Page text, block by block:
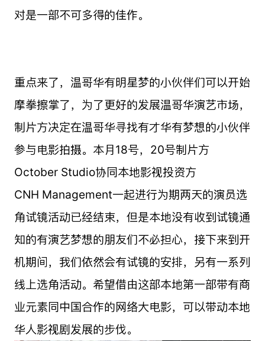
对是一部不可多得的佳作。
重点来了，温哥华有明星梦的小伙伴们可以开始
摩拳擦掌了，为了更好的发展温哥华演艺市场，
制片方决定在温哥华寻找有才华有梦想的小伙伴
参与电影拍摄。本月18号，20号制片方
October Studio协同本地影视投资方
CNH Management一起进行为期两天的演员选
角试镜活动已经结束，但是本地没有收到试镜通
知的有演艺梦想的朋友们不必担心，接下来到开
机期间，我们依然会有试镜的安排，另有一系列
线上选角活动。希望借由这部本地第一部带有商
业元素同中国合作的网络大电影，可以带动本地
华人影视剧发展的步伐。